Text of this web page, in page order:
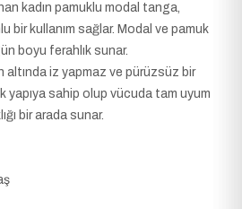
kadın pamuklu modal tanga,
bir kullanım sağlar. Modal ve pamuk
boyu ferahlık sunar.
altında iz yapmaz ve pürüzsüz bir
yapıya sahip olup vücuda tam uyum
bir arada sunar.